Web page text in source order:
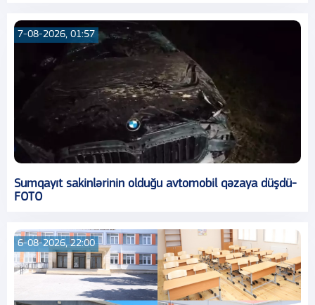
7-08-2026, 01:57
Sumqayıt sakinlərinin olduğu avtomobil qəzaya düşdü-
FOTO
6-08-2026, 22:00